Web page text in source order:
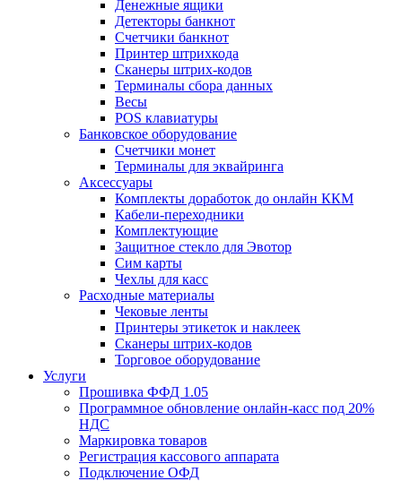
Денежные ящики
Детекторы банкнот
Счетчики банкнот
Принтер штрихкода
Сканеры штрих-кодов
Терминалы сбора данных
Весы
POS клавиатуры
Банковское оборудование
Счетчики монет
Терминалы для эквайринга
Аксессуары
Комплекты доработок до онлайн ККМ
Кабели-переходники
Комплектующие
Защитное стекло для Эвотор
Сим карты
Чехлы для касс
Расходные материалы
Чековые ленты
Принтеры этикеток и наклеек
Сканеры штрих-кодов
Торговое оборудование
Услуги
Прошивка ФФД 1.05
Программное обновление онлайн-касс под 20%
НДС
Маркировка товаров
Регистрация кассового аппарата
Подключение ОФД